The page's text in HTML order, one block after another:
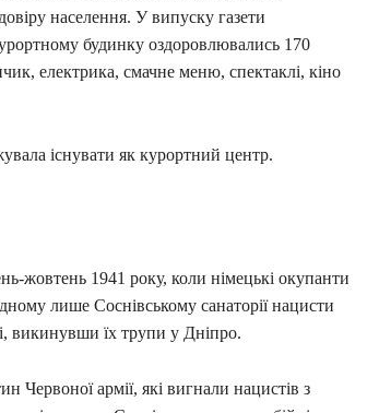
населення. У випуску газети
будинку оздоровлювались 170
електрика, смачне меню, спектаклі, кіно
існувати як курортний центр.
жовтень 1941 року, коли німецькі окупанти
лише Соснівському санаторії нацисти
викинувши їх трупи у Дніпро.
Червоної армії, які вигнали нацистів з